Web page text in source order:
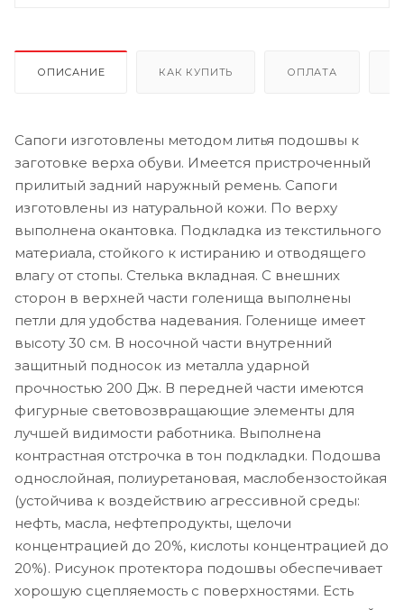
ОПИСАНИЕ КАК КУПИТЬ ОПЛАТА
Сапоги изготовлены методом литья подошвы к
заготовке верха обуви. Имеется пристроченный
прилитый задний наружный ремень. Cапоги
изготовлены из натуральной кожи. По верху
выполнена окантовка. Подкладка из текстильного
материала, стойкого к истиранию и отводящего
влагу от стопы. Стелька вкладная. С внешних
сторон в верхней части голенища выполнены
петли для удобства надевания. Голенище имеет
высоту 30 см. В носочной части внутренний
защитный подносок из металла ударной
прочностью 200 Дж. В передней части имеются
фигурные световозвращающие элементы для
лучшей видимости работника. Выполнена
контрастная отстрочка в тон подкладки. Подошва
однослойная, полиуретановая, маслобензостойкая
(устойчива к воздействию агрессивной среды:
нефть, масла, нефтепродукты, щелочи
концентрацией до 20%, кислоты концентрацией до
20%). Рисунок протектора подошвы обеспечивает
хорошую сцепляемость с поверхностями. Есть